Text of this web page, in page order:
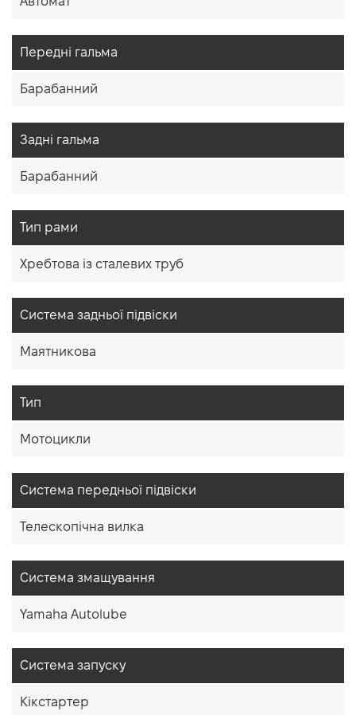
Передні гальма
Барабанний
Задні гальма
Барабанний
Тип рами
Хребтова із сталевих труб
Система задньої підвіски
Маятникова
Тип
Мотоцикли
Система передньої підвіски
Телескопічна вилка
Система змащування
Yamaha Autolube
Система запуску
Кікстартер